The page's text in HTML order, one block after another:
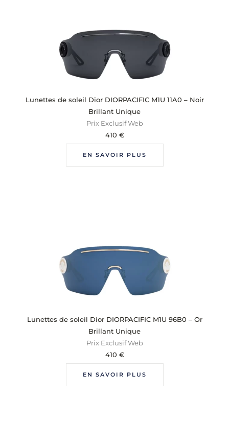
Lunettes de soleil Dior DIORPACIFIC M1U 11A0 – Noir
Brillant Unique
Prix Exclusif Web
410 €
EN SAVOIR PLUS
Lunettes de soleil Dior DIORPACIFIC M1U 96B0 – Or
Brillant Unique
Prix Exclusif Web
410 €
EN SAVOIR PLUS